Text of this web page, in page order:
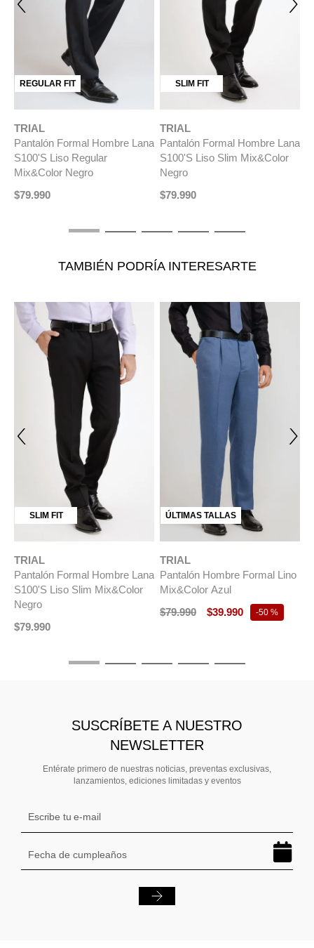
REGULAR FIT
TRIAL
Pantalón Formal Hombre Lana
S100'S Liso Regular
Mix&Color Negro
$79.990
SLIM FIT
TRIAL
Pantalón Formal Hombre Lana
S100'S Liso Slim Mix&Color
Negro
$79.990
TAMBIÉN PODRÍA INTERESARTE
SLIM FIT
TRIAL
Pantalón Formal Hombre Lana
S100'S Liso Slim Mix&Color
Negro
$79.990
ÚLTIMAS TALLAS
TRIAL
Pantalón Hombre Formal Lino
Mix&Color Azul
$79.990 $39.990 -50 %
SUSCRÍBETE A NUESTRO
NEWSLETTER
Entérate primero de nuestras noticias, preventas exclusivas,
lanzamientos, ediciones limitadas y eventos